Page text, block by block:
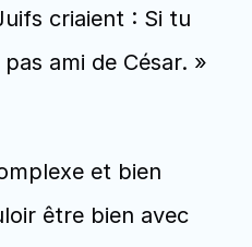
criaient : Si tu
ami de César. »
et bien
être bien avec